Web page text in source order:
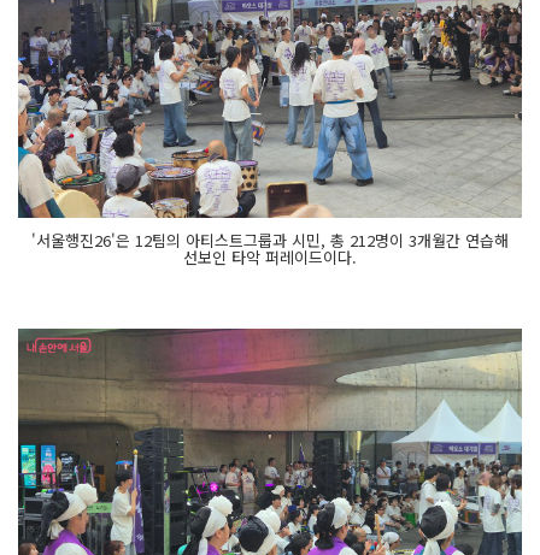
'서울행진26'은 12팀의 아티스트그룹과 시민, 총 212명이 3개월간 연습해
선보인 타악 퍼레이드이다.